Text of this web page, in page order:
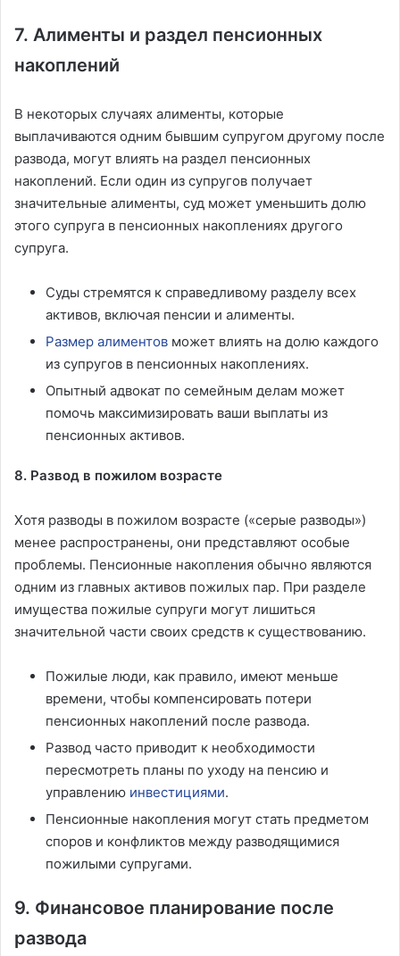
7. Алименты и раздел пенсионных
накоплений
В некоторых случаях алименты, которые
выплачиваются одним бывшим супругом другому после
развода, могут влиять на раздел пенсионных
накоплений. Если один из супругов получает
значительные алименты, суд может уменьшить долю
этого супруга в пенсионных накоплениях другого
супруга.
Суды стремятся к справедливому разделу всех
активов, включая пенсии и алименты.
Размер алиментов может влиять на долю каждого
из супругов в пенсионных накоплениях.
Опытный адвокат по семейным делам может
помочь максимизировать ваши выплаты из
пенсионных активов.
8. Развод в пожилом возрасте
Хотя разводы в пожилом возрасте («серые разводы»)
менее распространены, они представляют особые
проблемы. Пенсионные накопления обычно являются
одним из главных активов пожилых пар. При разделе
имущества пожилые супруги могут лишиться
значительной части своих средств к существованию.
Пожилые люди, как правило, имеют меньше
времени, чтобы компенсировать потери
пенсионных накоплений после развода.
Развод часто приводит к необходимости
пересмотреть планы по уходу на пенсию и
управлению инвестициями.
Пенсионные накопления могут стать предметом
споров и конфликтов между разводящимися
пожилыми супругами.
9. Финансовое планирование после
развода